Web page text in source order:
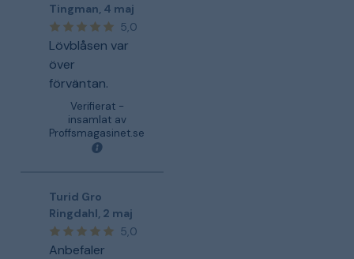
Tingman, 4 maj
5,0
Lövblåsen var
över
förväntan.
Verifierat -
insamlat av
Proffsmagasinet.se
Turid Gro
Ringdahl, 2 maj
5,0
Anbefaler